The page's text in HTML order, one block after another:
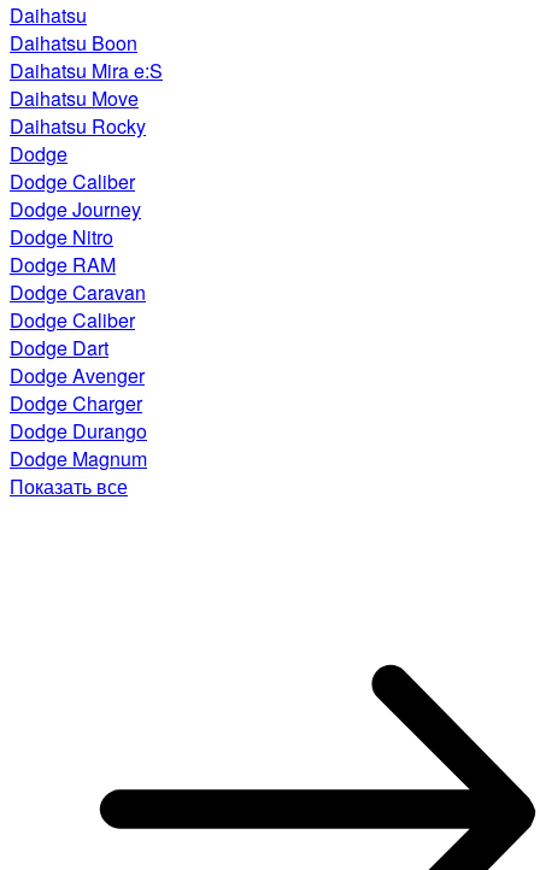
Daihatsu
Daihatsu Boon
Daihatsu Mira e:S
Daihatsu Move
Daihatsu Rocky
Dodge
Dodge Caliber
Dodge Journey
Dodge Nitro
Dodge RAM
Dodge Caravan
Dodge Caliber
Dodge Dart
Dodge Avenger
Dodge Charger
Dodge Durango
Dodge Magnum
Показать все